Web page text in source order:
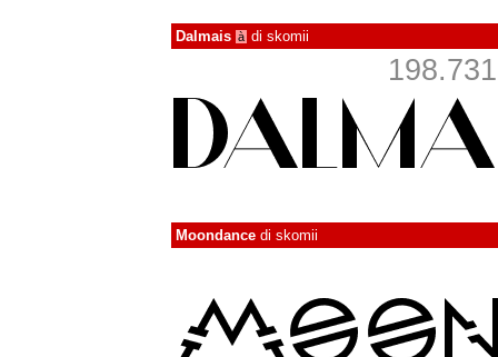
Dalmais à di skomii
Moondance di skomii